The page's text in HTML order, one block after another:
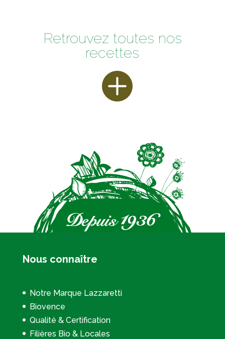
Retrouvez toutes nos
recettes
Nous connaître
Notre Marque Lazzaretti
Biovence
Qualité & Certification
Filières Bio & Locales